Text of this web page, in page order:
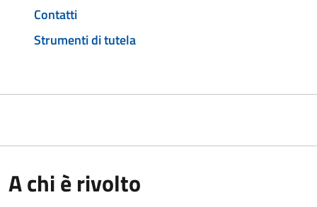
Contatti
Strumenti di tutela
A chi è rivolto